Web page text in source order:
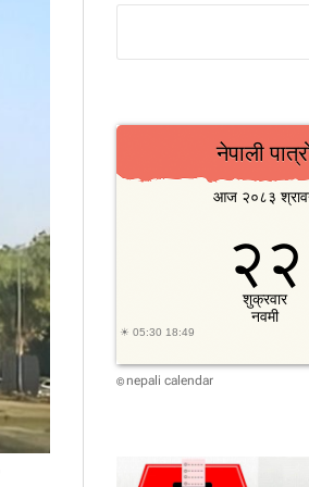
© nepali calendar